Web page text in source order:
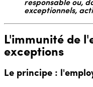
responsable ou,
exceptionnels,
L'immunité de
exceptions
Le principe :